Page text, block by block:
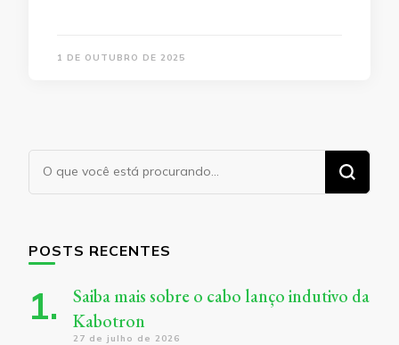
1 DE OUTUBRO DE 2025
Procurando
algo?
POSTS RECENTES
Saiba mais sobre o cabo lanço indutivo da
Kabotron
27 de julho de 2026